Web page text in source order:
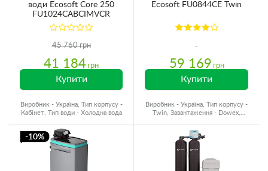
води Ecosoft Core 250
FU1024CABCIMVCR
45 760 грн
41 184 грн
Купити
Виробник - Україна, Тип корпусу -
Кабінет, Тип води - Холодна вода
Ecosoft FU0844CE Twin
59 169 грн
Купити
Виробник - Україна, Тип корпусу -
Twin, Завантаження - Dowex,
-10%